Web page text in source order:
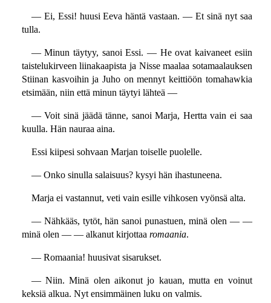
— Ei, Essi! huusi Eeva häntä vastaan. — Et sinä nyt saa
tulla.
— Minun täytyy, sanoi Essi. — He ovat kaivaneet esiin
taistelukirveen liinakaapista ja Nisse maalaa sotamaalauksen
Stiinan kasvoihin ja Juho on mennyt keittiöön tomahawkia
etsimään, niin että minun täytyi lähteä —
— Voit sinä jäädä tänne, sanoi Marja, Hertta vain ei saa
kuulla. Hän nauraa aina.
Essi kiipesi sohvaan Marjan toiselle puolelle.
— Onko sinulla salaisuus? kysyi hän ihastuneena.
Marja ei vastannut, veti vain esille vihkosen vyönsä alta.
— Nähkääs, tytöt, hän sanoi punastuen, minä olen — —
minä olen — — alkanut kirjottaa romaania.
— Romaania! huusivat sisarukset.
— Niin. Minä olen aikonut jo kauan, mutta en voinut
keksiä alkua. Nyt ensimmäinen luku on valmis.